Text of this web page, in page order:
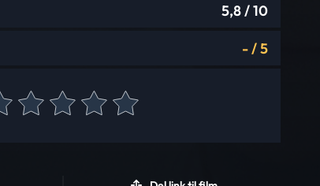
5,8/ 10
-/5